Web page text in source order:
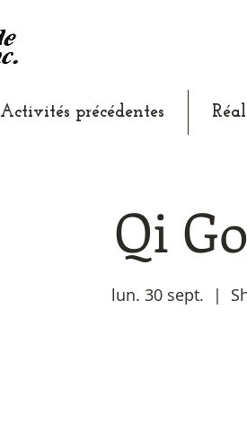
Activités précédentes
Qi
lun. 30 sept.
  |